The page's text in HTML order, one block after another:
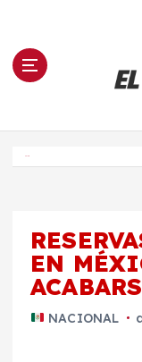
n El
EN
NACIONAL